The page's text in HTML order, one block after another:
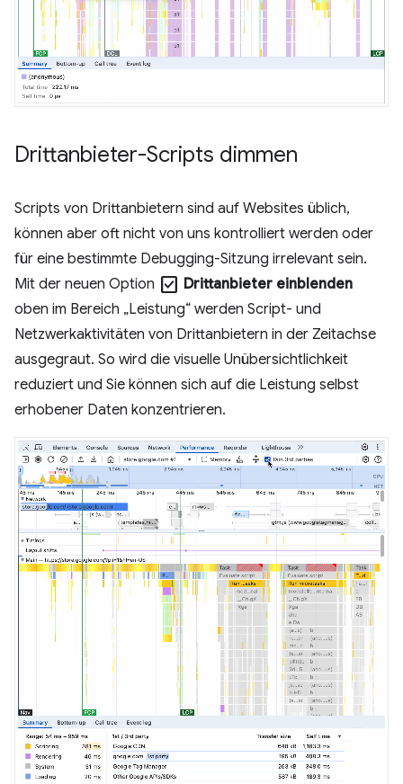
Drittanbieter-Scripts dimmen
Scripts von Drittanbietern sind auf Websites üblich,
können aber oft nicht von uns kontrolliert werden oder
für eine bestimmte Debugging-Sitzung irrelevant sein.
Mit der neuen Option check_box Drittanbieter einblenden
oben im Bereich „Leistung“ werden Script- und
Netzwerkaktivitäten von Drittanbietern in der Zeitachse
ausgegraut. So wird die visuelle Unübersichtlichkeit
reduziert und Sie können sich auf die Leistung selbst
erhobener Daten konzentrieren.